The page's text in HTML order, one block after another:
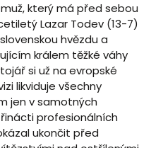
který má před sebou
Lazar Todev (13-7)
hvězdu a
králem těžké váhy
si už na evropské
likviduje všechny
jen v samotných
profesionálních
ukončit před